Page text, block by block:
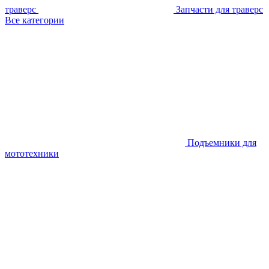
траверс
Запчасти для траверс
Все категории
Подъемники для
мототехники